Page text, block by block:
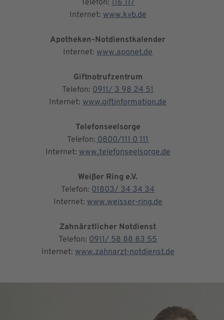
Telefon:116 117
Internet: www.kvb.de
Apotheken-Notdienstkalender
Internet: www.aponet.de
Giftnotrufzentrum
Telefon: 0911/ 3 98 24 51
Internet: www.giftinformation.de
Telefonseelsorge
Telefon: 0800/111 0 111
Internet: www.telefonseelsorge.de
Weißer Ring e.V.
Telefon: 01803/ 34 34 34
Internet: www.weisser-ring.de
Zahnärztlicher Notdienst
Telefon: 0911/ 58 88 83 55
Internet: www.zahnarzt-notdienst.de